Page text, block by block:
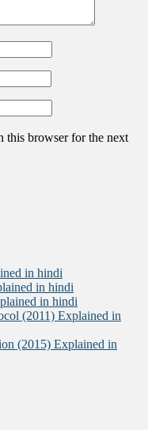
this browser for the next
in hindi
in hindi
in hindi
(2011) Explained in
(2015) Explained in